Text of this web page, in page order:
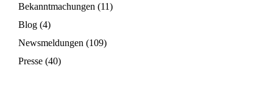
Bekanntmachungen (11)
Blog (4)
Newsmeldungen (109)
Presse (40)